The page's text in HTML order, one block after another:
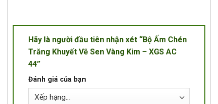
Hãy là người đầu tiên nhận xét “Bộ Ấm Chén
Trăng Khuyết Vẽ Sen Vàng Kim – XGS AC
44”
Đánh giá của bạn